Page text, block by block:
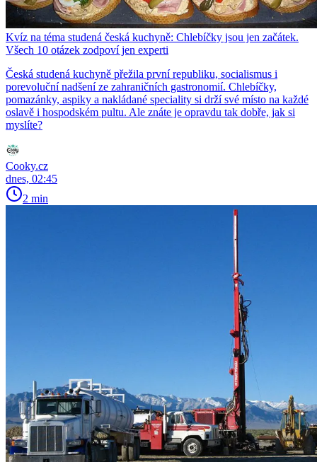
Kvíz na téma studená česká kuchyně: Chlebíčky jsou jen začátek.
Všech 10 otázek zodpoví jen experti
Česká studená kuchyně přežila první republiku, socialismus i
porevoluční nadšení ze zahraničních gastronomií. Chlebíčky,
pomazánky, aspiky a nakládané speciality si drží své místo na každé
oslavě i hospodském pultu. Ale znáte je opravdu tak dobře, jak si
myslíte?
Cooky.cz
dnes, 02:45
2 min